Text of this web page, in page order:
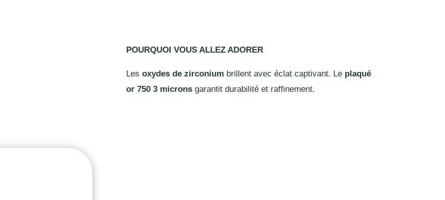
POURQUOI VOUS ALLEZ ADORER
Les oxydes de zirconium brillent avec éclat captivant. Le plaqué
or 750 3 micronsgarantit durabilité et raffinement.